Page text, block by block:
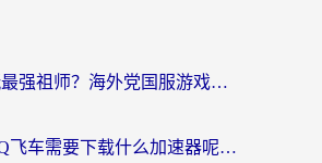
德国怎么玩最强祖师？海外党国服游戏加速器选择全攻略（附宝可梦Online实测）
在国外玩QQ飞车需要下载什么加速器呢？海外党亲测有效的国服游戏加速指南